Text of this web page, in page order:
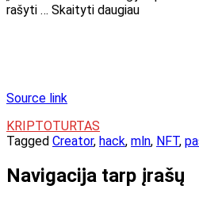
rašyti … Skaityti daugiau
Source link
KRIPTOTURTAS
Tagged Creator, hack, mln, NFT,
Navigacija tarp įrašų